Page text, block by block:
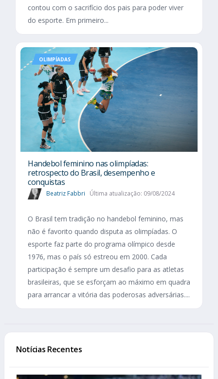
contou com o sacrifício dos pais para poder viver
do esporte. Em primeiro...
OLIMPÍADAS
Handebol feminino nas olimpíadas:
retrospecto do Brasil, desempenho e
conquistas
Beatriz Fabbri Última atualização: 09/08/2024
O Brasil tem tradição no handebol feminino, mas
não é favorito quando disputa as olimpíadas. O
esporte faz parte do programa olímpico desde
1976, mas o país só estreou em 2000. Cada
participação é sempre um desafio para as atletas
brasileiras, que se esforçam ao máximo em quadra
para arrancar a vitória das poderosas adversárias....
Notícias Recentes